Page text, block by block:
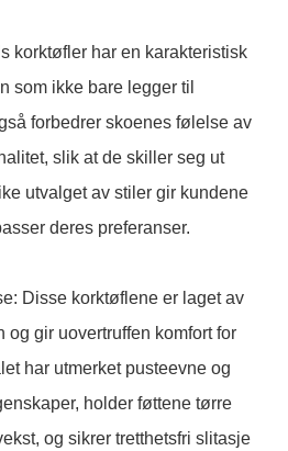
korktøfler har en karakteristisk
som ikke bare legger til
forbedrer skoenes følelse av
slik at de skiller seg ut
utvalget av stiler gir kundene
deres preferanser.
Disse korktøflene er laget av
og gir uovertruffen komfort for
har utmerket pusteevne og
holder føttene tørre
og sikrer tretthetsfri slitasje